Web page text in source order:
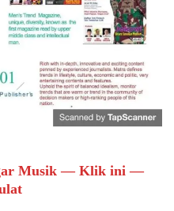
Musik — Klik ini —